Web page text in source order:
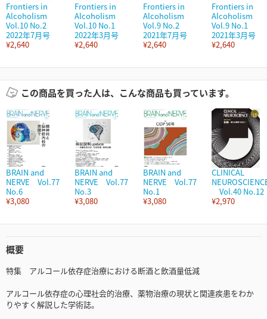
Frontiers in
Alcoholism
Vol.10 No.2
2022年7月号
¥2,640
Frontiers in
Alcoholism
Vol.10 No.1
2022年3月号
¥2,640
Frontiers in
Alcoholism
Vol.9 No.2
2021年7月号
¥2,640
Frontiers in
Alcoholism
Vol.9 No.1
2021年3月号
¥2,640
この商品を買った人は、こんな商品も買っています。
BRAIN and
NERVE Vol.77
No.6
¥3,080
BRAIN and
NERVE Vol.77
No.3
¥3,080
BRAIN and
NERVE Vol.77
No.1
¥3,080
CLINICAL
Vol.40 No.12
¥2,970
概要
特集 アルコール依存症治療における断酒と飲酒量低減
アルコール依存症の心理社会的治療、薬物治療の現状と関連疾患をわか
りやすく解説した学術誌。